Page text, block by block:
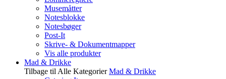
Musemåtter
Notesblokke
Notesbøger
Post-It
Skrive- & Dokumentmapper
Vis alle produkter
Mad & Drikke
Tilbage til Alle Kategorier Mad & Drikke